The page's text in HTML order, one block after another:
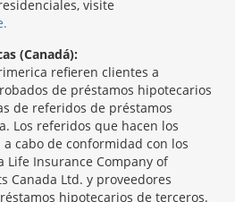
visite
(Canadá):
refieren clientes a
de préstamos hipotecarios
de referidos de préstamos
Los referidos que hacen los
cabo de conformidad con los
Life Insurance Company of
Canada Ltd. y proveedores
hipotecarios de terceros.